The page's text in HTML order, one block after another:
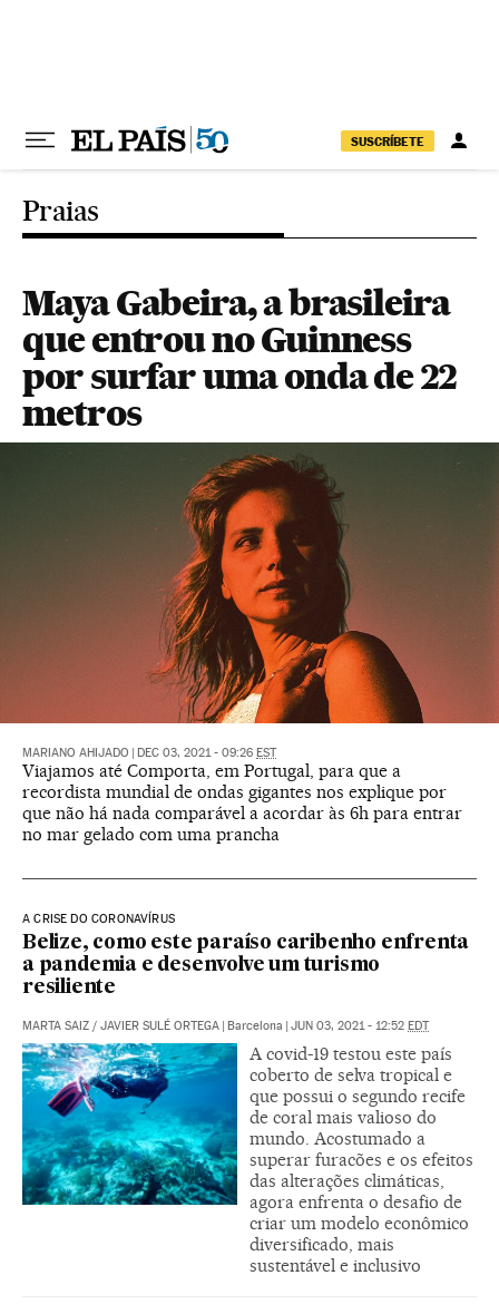
SUSCRÍBETE
Praias
Maya Gabeira, a brasileira
que entrou no Guinness
por surfar uma onda de 22
metros
MARIANO AHIJADO DEC 03, 2021 - 09:26 EST
Viajamos até Comporta, em Portugal, para que a
recordista mundial de ondas gigantes nos explique por
que não há nada comparável a acordar às 6h para entrar
no mar gelado com uma prancha
A CRISE DO CORONAVÍRUS
Belize, como este paraíso caribenho enfrenta
a pandemia e desenvolve um turismo
resiliente
MARTA SAIZ / JAVIER SULÉ ORTEGA Barcelona JUN 03, 2021 - 12:52 EDT
A covid-19 testou este país
coberto de selva tropical e
que possui o segundo recife
de coral mais valioso do
mundo. Acostumado a
superar furacões e os efeitos
das alterações climáticas,
agora enfrenta o desafio de
criar um modelo econômico
diversificado, mais
sustentável e inclusivo